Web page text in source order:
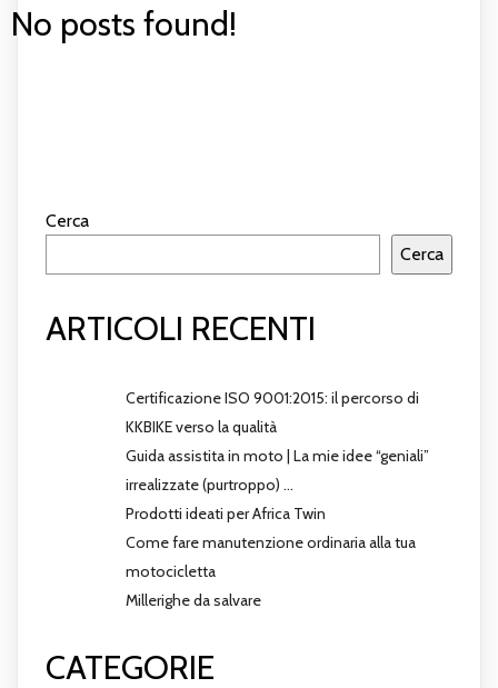
No posts found!
Cerca
Cerca
ARTICOLI RECENTI
Certificazione ISO 9001:2015: il percorso di
KKBIKE verso la qualità
Guida assistita in moto | La mie idee “geniali”
irrealizzate (purtroppo) …
Prodotti ideati per Africa Twin
Come fare manutenzione ordinaria alla tua
motocicletta
Millerighe da salvare
CATEGORIE